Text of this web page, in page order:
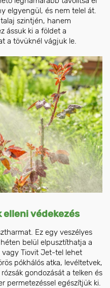
elgyengül, és nem telel át.
szintjén, hanem
ássuk ki a földet a
a tövüknél vágjuk le.
elleni védekezés
Ez egy veszélyes
belül elpusztíthatja a
Tiovit Jet-tel lehet
pókhálós atka, levéltetvek,
gondozását a telken és
permetezéssel egészítjük ki.